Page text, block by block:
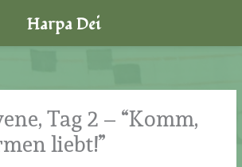
Tag 2 – “Komm,
liebt!”
Harpa Dei